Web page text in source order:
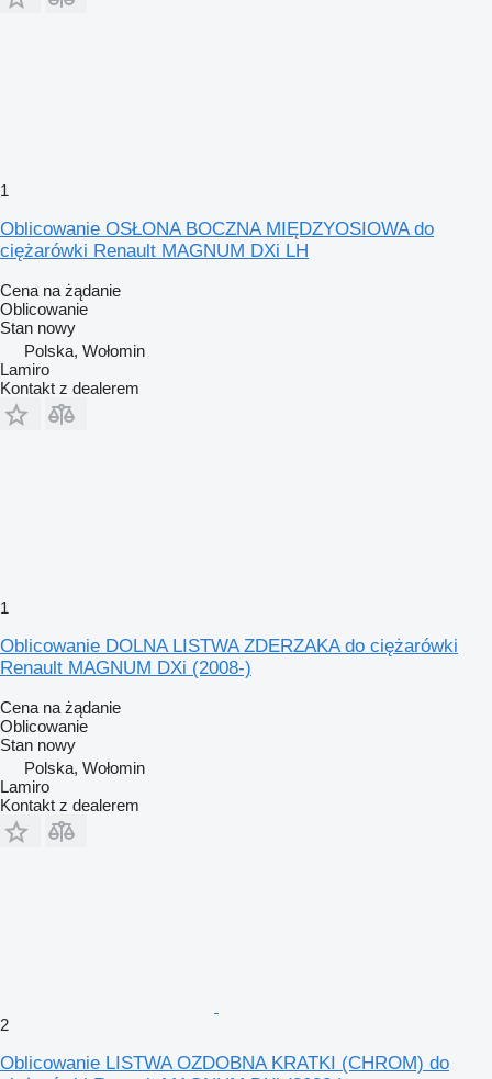
1
Oblicowanie OSŁONA BOCZNA MIĘDZYOSIOWA do
ciężarówki Renault MAGNUM DXi LH
Cena na żądanie
Oblicowanie
Stan nowy
Polska, Wołomin
Lamiro
Kontakt z dealerem
1
Oblicowanie DOLNA LISTWA ZDERZAKA do ciężarówki
Renault MAGNUM DXi (2008-)
Cena na żądanie
Oblicowanie
Stan nowy
Polska, Wołomin
Lamiro
Kontakt z dealerem
2
Oblicowanie LISTWA OZDOBNA KRATKI (CHROM) do